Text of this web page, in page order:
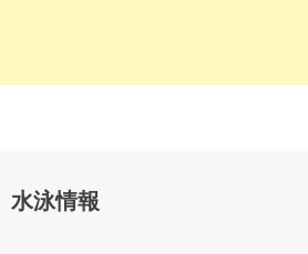
水泳情報